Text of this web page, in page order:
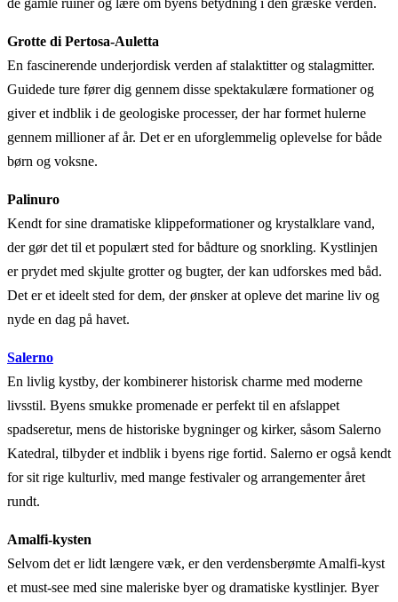
Grotte di Pertosa-Auletta
En fascinerende underjordisk verden af stalaktitter og stalagmitter.
Guidede ture fører dig gennem disse spektakulære formationer og
giver et indblik i de geologiske processer, der har formet hulerne
gennem millioner af år. Det er en uforglemmelig oplevelse for både
børn og voksne.
Palinuro
Kendt for sine dramatiske klippeformationer og krystalklare vand,
der gør det til et populært sted for bådture og snorkling. Kystlinjen
er prydet med skjulte grotter og bugter, der kan udforskes med båd.
Det er et ideelt sted for dem, der ønsker at opleve det marine liv og
nyde en dag på havet.
Salerno
En livlig kystby, der kombinerer historisk charme med moderne
livsstil. Byens smukke promenade er perfekt til en afslappet
spadseretur, mens de historiske bygninger og kirker, såsom Salerno
Katedral, tilbyder et indblik i byens rige fortid. Salerno er også kendt
for sit rige kulturliv, med mange festivaler og arrangementer året
rundt.
Amalfi-kysten
Selvom det er lidt længere væk, er den verdensberømte Amalfi-kyst
et must-see med sine maleriske byer og dramatiske kystlinjer. Byer